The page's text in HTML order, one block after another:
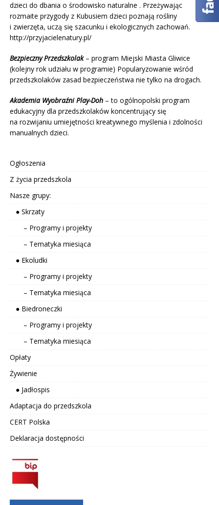
dzieci do dbania o środowisko naturalne . Przeżywając
rozmaite przygody z Kubusiem dzieci poznają rośliny
i zwierzęta, uczą się szacunku i ekologicznych zachowań.
http://przyjacielenatury.pl/
Bezpieczny Przedszkolak– program Miejski Miasta Gliwice
(kolejny rok udziału w programie) Popularyzowanie wśród
przedszkolaków zasad bezpieczeństwa nie tylko na drogach.
Akademia Wyobraźni Play-Doh – to ogólnopolski program
edukacyjny dla przedszkolaków koncentrujący się
na rozwijaniu umiejętności kreatywnego myślenia i zdolności
manualnych dzieci.
Ogłoszenia
Z życia przedszkola
Nasze grupy:
● Skrzaty
– Programy i projekty
– Tematyka miesiąca
● Ekoludki
– Programy i projekty
– Tematyka miesiąca
● Biedroneczki
– Programy i projekty
– Tematyka miesiąca
Opłaty
Żywienie
● Jadłospis
Adaptacja do przedszkola
CERT Polska
Deklaracja dostępności